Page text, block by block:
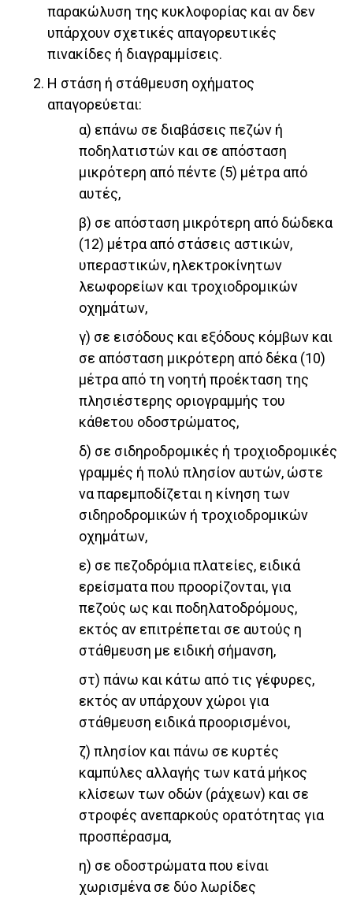
παρακώλυση της κυκλοφορίας και αν δεν
υπάρχουν σχετικές απαγορευτικές
πινακίδες ή διαγραμμίσεις.
Η στάση ή στάθμευση οχήματος
απαγορεύεται:
α) επάνω σε διαβάσεις πεζών ή
ποδηλατιστών και σε απόσταση
μικρότερη από πέντε (5) μέτρα από
αυτές,
β) σε απόσταση μικρότερη από δώδεκα
(12) μέτρα από στάσεις αστικών,
υπεραστικών, ηλεκτροκίνητων
λεωφορείων και τροχιοδρομικών
οχημάτων,
γ) σε εισόδους και εξόδους κόμβων και
σε απόσταση μικρότερη από δέκα (10)
μέτρα από τη νοητή προέκταση της
πλησιέστερης οριογραμμής του
κάθετου οδοστρώματος,
δ) σε σιδηροδρομικές ή τροχιοδρομικές
γραμμές ή πολύ πλησίον αυτών, ώστε
να παρεμποδίζεται η κίνηση των
σιδηροδρομικών ή τροχιοδρομικών
οχημάτων,
ε) σε πεζοδρόμια πλατείες, ειδικά
ερείσματα που προορίζονται, για
πεζούς ως και ποδηλατοδρόμους,
εκτός αν επιτρέπεται σε αυτούς η
στάθμευση με ειδική σήμανση,
στ) πάνω και κάτω από τις γέφυρες,
εκτός αν υπάρχουν χώροι για
στάθμευση ειδικά προορισμένοι,
ζ) πλησίον και πάνω σε κυρτές
καμπύλες αλλαγής των κατά μήκος
κλίσεων των οδών (ράχεων) και σε
στροφές ανεπαρκούς ορατότητας για
προσπέρασμα,
η) σε οδοστρώματα που είναι
χωρισμένα σε δύο λωρίδες